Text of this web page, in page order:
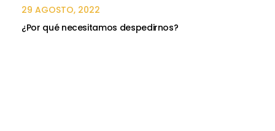
29 AGOSTO, 2022
¿Por qué necesitamos despedirnos?